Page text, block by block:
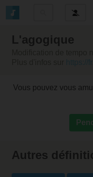
L'agogique
Vous pouvez vous
Autres